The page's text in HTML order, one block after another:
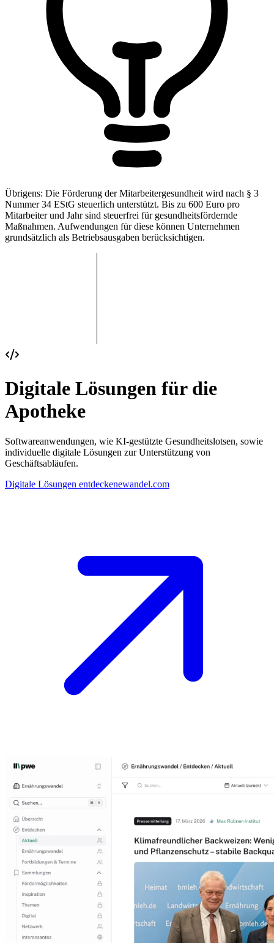
Übrigens: Die Förderung der Mitarbeitergesundheit wird nach § 3
Nummer 34 EStG steuerlich unterstützt. Bis zu 600 Euro pro
Mitarbeiterund Jahr sind steuerfrei für gesundheitsfördernde
Maßnahmen. Aufwendungen für diese können Unternehmen
grundsätzlich als Betriebsausgaben berücksichtigen.
Digitale Lösungen für die
Apotheke
Softwareanwendungen, wie KI-gestützte Gesundheitslotsen, sowie
individuelle digitale Lösungen zur Unterstützung von
Geschäftsabläufen.
Digitale Lösungen entdeckenewandel.com